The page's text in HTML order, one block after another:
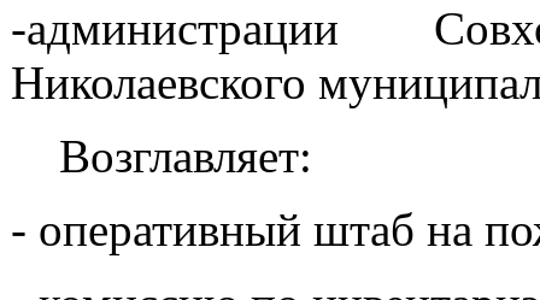
-администрации
Николаевского
Возглавляет:
- оперативный штаб на